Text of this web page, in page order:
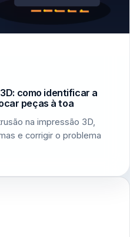
como identificar a
peças à toa
na impressão 3D,
e corrigir o problema